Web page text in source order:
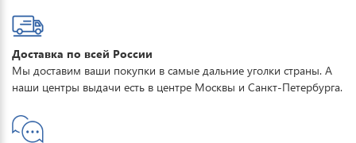
Доставка по всей России
Мы доставим ваши покупки в самые дальние уголки страны. А
наши центры выдачи есть в центре Москвы и Санкт-Петербурга.